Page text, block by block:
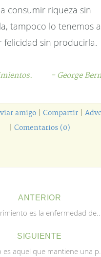
consumir riqueza sin
tampoco lo tenemos a
felicidad sin producirla.
- George
amigo| Compartir|
Comentarios (0)
ANTERIOR
es la enfermedad
SIGUIENTE
es aquel que mantiene una